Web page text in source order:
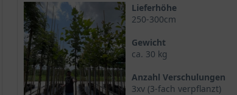
in warmen Gelbtönen
der Platanus hispanica
zierend
Platane
Lieferhöhe
250-300cm
Gewicht
ca. 30 kg
Anzahl Verschulungen
3xv (3-fach verpflanzt)